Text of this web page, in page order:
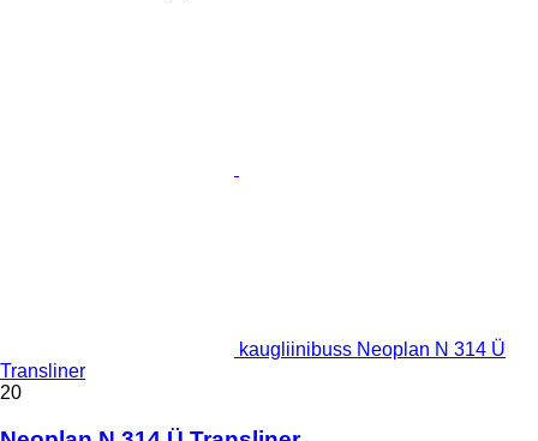
kaugliinibuss Neoplan N 314 Ü
Transliner
20